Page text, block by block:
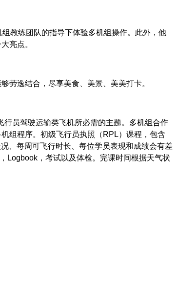
教练团队的指导下体验多机组操作。此外，他
亮点。
劳逸结合，尽享美食、美景、美美打卡。
行员驾驶运输类飞机所必需的主题。多机组合作
组程序。初级飞行员执照（ RPL）课程，包含
、每周可飞行时长、每位学员表现和成绩会有差
Logbook ，考试以及体检。完课时间根据天气状